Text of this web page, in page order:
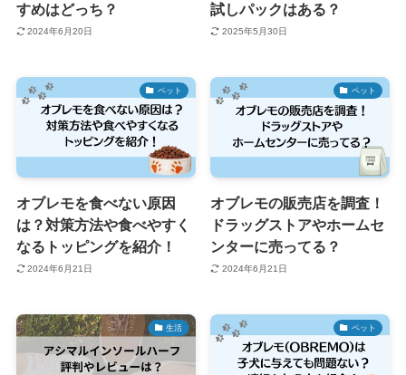
すめはどっち？
2024年6月20日
試しパックはある？
2025年5月30日
ペット
オブレモを食べない原因
は？対策方法や食べやすく
なるトッピングを紹介！
2024年6月21日
ペット
オブレモの販売店を調査！
ドラッグストアやホームセ
ンターに売ってる？
2024年6月21日
生活 ペット